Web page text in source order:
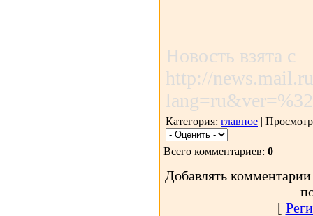
Новость взята с
http://
Категория: главное |
Всего комментариев: 0
Добавлять
[